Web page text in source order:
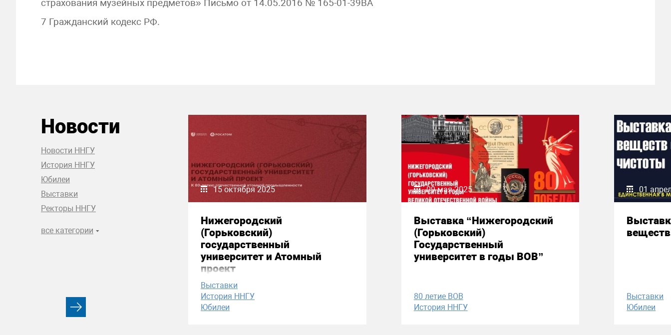
страхования музейных предметов» Письмо от 14.05.2016 № 165-01-39ВА
7 Гражданский кодекс РФ.
Новости
Новости ННГУ
История ННГУ
Юбилеи
Выставки
Ректоры ННГУ
все категории
15 октября 2025
Нижегородский
(Горьковский)
государственный
университет и Атомный
проект
Выставки
История ННГУ
Юбилеи
09 мая 2025
Выставка “Нижегородский
(Горьковский)
Государственный
университет в годы ВОВ”
80 летие ВОВ
История ННГУ
01
Выставки
Юбилеи